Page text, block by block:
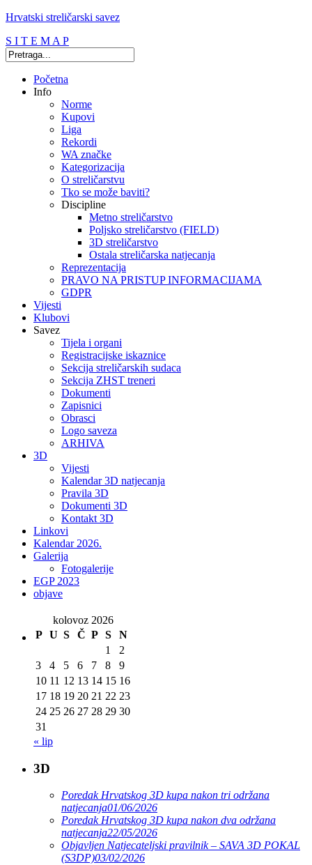
Hrvatski streličarski savez
S I T E M A P
Početna
Info
Norme
Kupovi
Liga
Rekordi
WA značke
Kategorizacija
O streličarstvu
Tko se može baviti?
Discipline
Metno streličarstvo
Poljsko streličarstvo (FIELD)
3D streličarstvo
Ostala streličarska natjecanja
Reprezentacija
PRAVO NA PRISTUP INFORMACIJAMA
GDPR
Vijesti
Klubovi
Savez
Tijela i organi
Registracijske iskaznice
Sekcija streličarskih sudaca
Sekcija ZHST treneri
Dokumenti
Zapisnici
Obrasci
Logo saveza
ARHIVA
3D
Vijesti
Kalendar 3D natjecanja
Pravila 3D
Dokumenti 3D
Kontakt 3D
Linkovi
Kalendar 2026.
Galerija
Fotogalerije
EGP 2023
objave
kolovoz 2026
P U S Č P S
N
1
2
3
4 5 6 7 8
9
10 11 12 13 14 15 16
17 18 19 20 21 22 23
24 25 26 27 28 29 30
31
« lip
3D
Poredak Hrvatskog 3D kupa nakon tri održana
natjecanja01/06/2026
Poredak Hrvatskog 3D kupa nakon dva održana
natjecanja22/05/2026
Objavljen Natjecateljski pravilnik – SAVA 3D POKAL
(S3DP)03/02/2026